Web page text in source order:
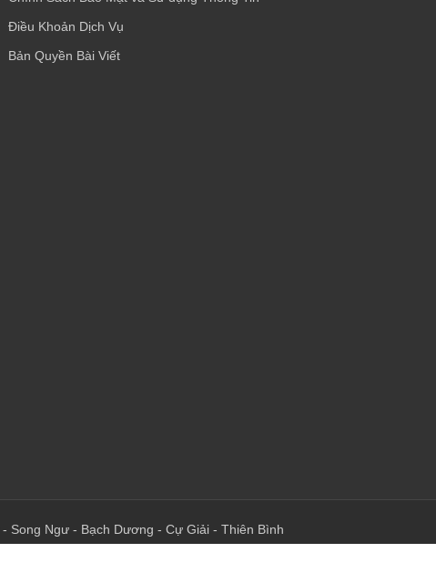
Điều Khoản Dịch Vụ
Bản Quyền Bài Viết
- Song Ngư - Bạch Dương - Cự Giải - Thiên Bình